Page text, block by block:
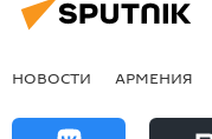
НОВОСТИ АРМЕНИЯ